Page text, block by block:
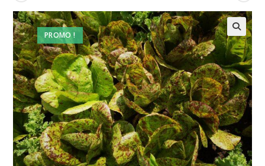
PROMO !